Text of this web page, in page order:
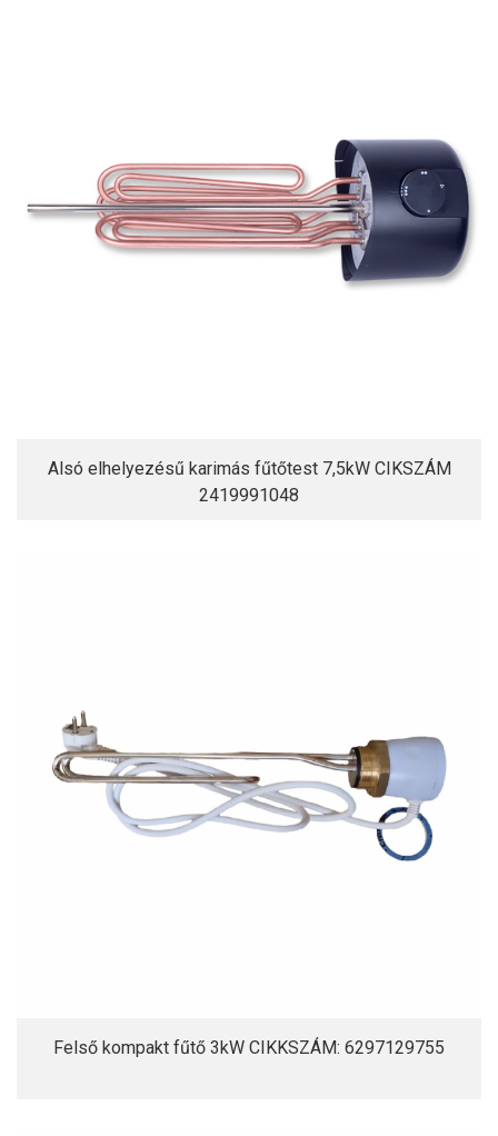
Alsó elhelyezésű karimás fűtőtest 7,5kW CIKSZÁM
2419991048
Felső kompakt fűtő 3kW CIKKSZÁM: 6297129755